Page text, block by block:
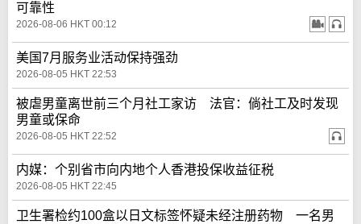
可靠性
2026-08-06 HKT 00:12
美国7月服务业活动保持强劲
2026-08-05 HKT 22:53
被虐男童离世前三个月社工家访 法官：倘社工及时发现
男童或保命
2026-08-05 HKT 22:52
内媒：个别省市向内地个人香港投保收益征税
2026-08-05 HKT 22:45
卫生署检约100盒以日文标签怀疑未经注册药物 一名男